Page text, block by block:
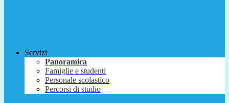
Servizi
Panoramica
Famiglie e studenti
Personale scolastico
Percorsi di studio